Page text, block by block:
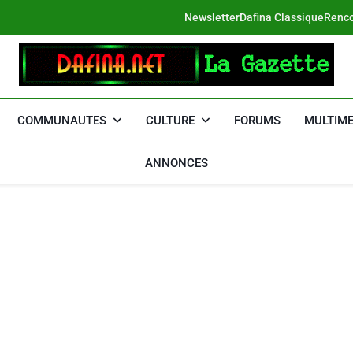
NewsletterDafina Classique
DAFINA
COMMUNAUTES CULTURE FORUMS
ANNONCES